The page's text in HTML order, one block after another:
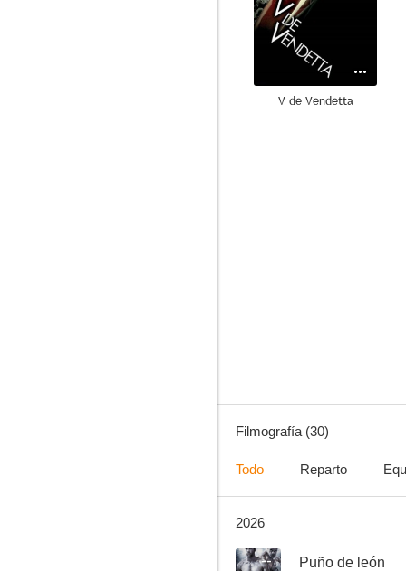
V de Vendetta
Darth Maul: Apprentice
5.7
Filmografía (30)
Todo Reparto
2026
-- Puño de león